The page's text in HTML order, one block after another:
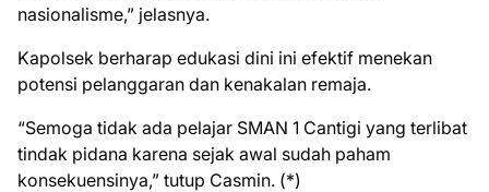
nasionalisme,” jelasnya.
Kapolsek berharap edukasi dini ini efektif menekan
potensi pelanggaran dan kenakalan remaja.
“Semoga tidak ada pelajar SMAN 1 Cantigi yang terlibat
tindak pidana karena sejak awal sudah paham
konsekuensinya,” tutup Casmin. (*)